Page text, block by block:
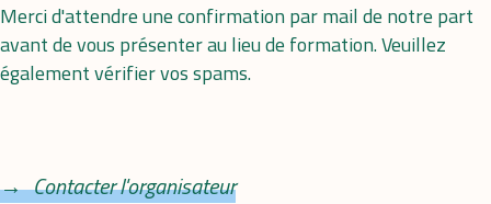
Merci d'attendre une confirmation par mail de notre part
avant de vous présenter au lieu de formation. Veuillez
également vérifier vos spams.
Contacter l'organisateur